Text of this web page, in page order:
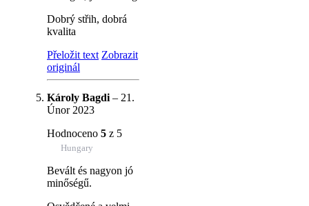
Dobrý střih, dobrá
kvalita
Přeložit text Zobrazit
originál
Károly Bagdi – 21.
Únor 2023
Hodnoceno 5 z 5
Hungary
Bevált és nagyon jó
minőségű.